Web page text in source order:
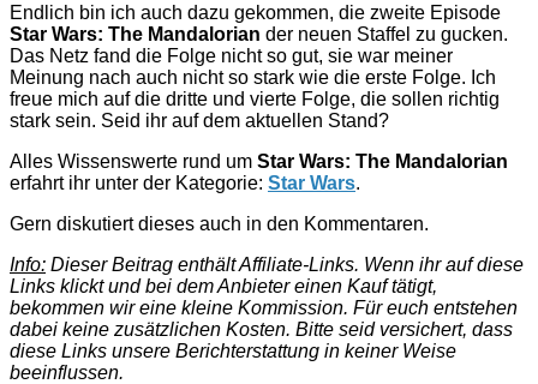
Endlich bin ich auch dazu gekommen, die zweite Episode
Star Wars: The Mandalorian der neuen Staffel zu gucken.
Das Netz fand die Folge nicht so gut, sie war meiner
Meinung nach auch nicht so stark wie die erste Folge. Ich
freue mich auf die dritte und vierte Folge, die sollen richtig
stark sein. Seid ihr auf dem aktuellen Stand?
Alles Wissenswerte rund um Star Wars: The Mandalorian
erfahrt ihr unter der Kategorie: Star Wars.
Gern diskutiert dieses auch in den Kommentaren.
Info: Dieser Beitrag enthält Affiliate-Links. Wenn ihr auf diese
Links klickt und bei dem Anbieter einen Kauf tätigt,
bekommen wir eine kleine Kommission. Für euch entstehen
dabei keine zusätzlichen Kosten. Bitte seid versichert, dass
diese Links unsere Berichterstattung in keiner Weise
beeinflussen.